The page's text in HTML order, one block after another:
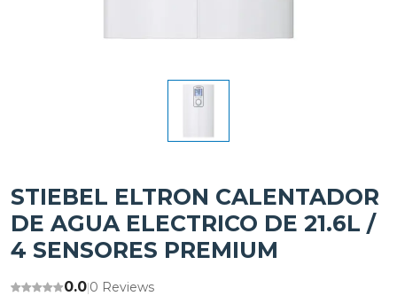
STIEBEL ELTRON CALENTADOR
DE AGUA ELECTRICO DE 21.6L /
4 SENSORES PREMIUM
0.0|0 Reviews